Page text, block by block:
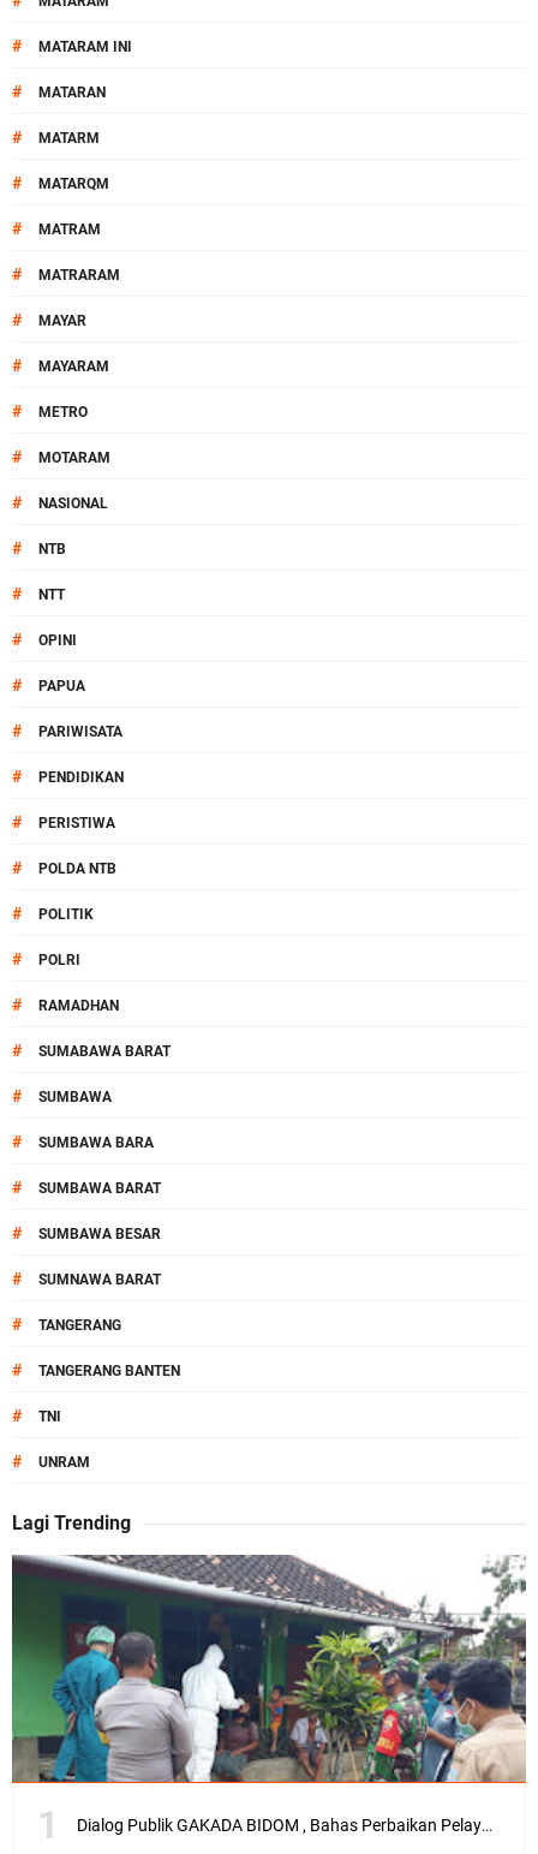
# MATARAM INI
# MATARAN
# MATARM
# MATARQM
# MATRAM
# MATRARAM
# MAYAR
# MAYARAM
# METRO
# MOTARAM
# NASIONAL
# NTB
# NTT
# OPINI
# PAPUA
# PARIWISATA
# PENDIDIKAN
# PERISTIWA
# POLDA NTB
# POLITIK
# POLRI
# RAMADHAN
# SUMABAWA BARAT
# SUMBAWA
# SUMBAWA BARA
# SUMBAWA BARAT
# SUMBAWA BESAR
# SUMNAWA BARAT
# TANGERANG
# TANGERANG BANTEN
# TNI
# UNRAM
Lagi Trending
Dialog Publik GAKADA BIDOM , Bahas Perbaikan Pelayanan Medis di NTB